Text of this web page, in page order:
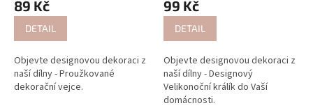
89 Kč
DETAIL
Objevte designovou dekoraci z
naší dílny - Proužkované
dekorační vejce.
99 Kč
DETAIL
Objevte designovou dekoraci z
naší dílny - Designový
Velikonoční králík do Vaší
domácnosti.